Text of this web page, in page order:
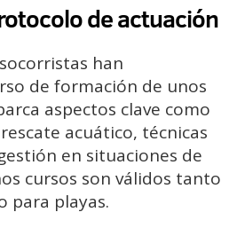
de actuación
han
de formación de unos
aspectos clave como
acuático, técnicas
en situaciones de
cursos son válidos tanto
para playas.